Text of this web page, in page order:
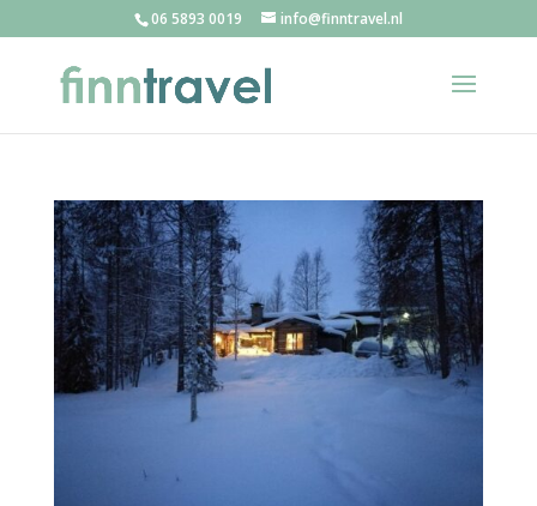
06 5893 0019 info@finntravel.nl